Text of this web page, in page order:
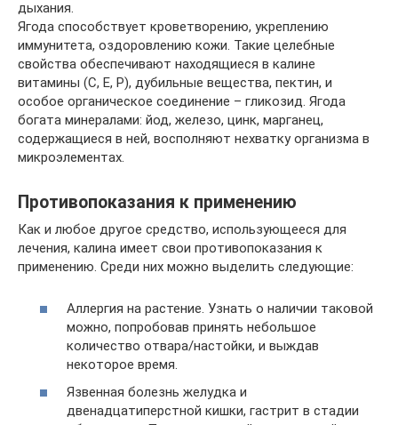
дыхания.
Ягода способствует кроветворению, укреплению
иммунитета, оздоровлению кожи. Такие целебные
свойства обеспечивают находящиеся в калине
витамины (C, E, P), дубильные вещества, пектин, и
особое органическое соединение – гликозид. Ягода
богата минералами: йод, железо, цинк, марганец,
содержащиеся в ней, восполняют нехватку организма в
микроэлементах.
Противопоказания к применению
Как и любое другое средство, использующееся для
лечения, калина имеет свои противопоказания к
применению. Среди них можно выделить следующие:
Аллергия на растение. Узнать о наличии таковой
можно, попробовав принять небольшое
количество отвара/настойки, и выждав
некоторое время.
Язвенная болезнь желудка и
двенадцатиперстной кишки, гастрит в стадии